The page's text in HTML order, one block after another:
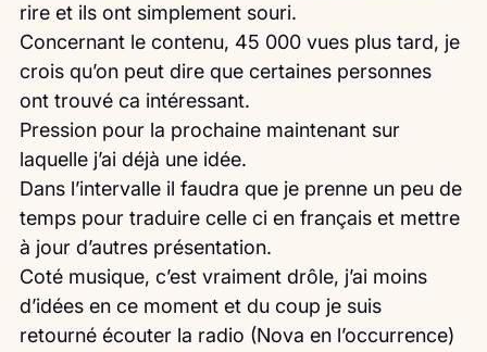
rire et ils ont simplement souri.
Concernant le contenu, 45 000 vues plus tard, je
crois qu’on peut dire que certaines personnes
ont trouvé ca intéressant.
Pression pour la prochaine maintenant sur
laquelle j’ai déjà une idée.
Dans l’intervalle il faudra que je prenne un peu de
temps pour traduire celle ci en français et mettre
à jour d’autres présentation.
Coté musique, c’est vraiment drôle, j’ai moins
d’idées en ce moment et du coup je suis
retourné écouter la radio (Nova en l’occurrence)